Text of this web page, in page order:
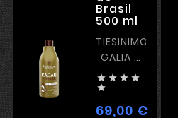
Brasil
500 ml
TIESINIMO
GALIA –
STIPRUS
KERATINAS
   

69,00 €